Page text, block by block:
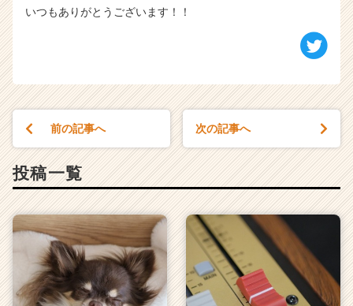
いつもありがとうございます！！
前の記事へ 次の記事へ
投稿一覧